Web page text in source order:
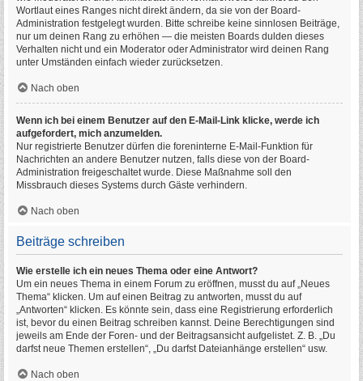
Wortlaut eines Ranges nicht direkt ändern, da sie von der Board-
Administration festgelegt wurden. Bitte schreibe keine sinnlosen Beiträge,
nur um deinen Rang zu erhöhen — die meisten Boards dulden dieses
Verhalten nicht und ein Moderator oder Administrator wird deinen Rang
unter Umständen einfach wieder zurücksetzen.
Nach oben
Wenn ich bei einem Benutzer auf den E-Mail-Link klicke, werde ich
aufgefordert, mich anzumelden.
Nur registrierte Benutzer dürfen die foreninterne E-Mail-Funktion für
Nachrichten an andere Benutzer nutzen, falls diese von der Board-
Administration freigeschaltet wurde. Diese Maßnahme soll den
Missbrauch dieses Systems durch Gäste verhindern.
Nach oben
Beiträge schreiben
Wie erstelle ich ein neues Thema oder eine Antwort?
Um ein neues Thema in einem Forum zu eröffnen, musst du auf „Neues
Thema“ klicken. Um auf einen Beitrag zu antworten, musst du auf
„Antworten“ klicken. Es könnte sein, dass eine Registrierung erforderlich
ist, bevor du einen Beitrag schreiben kannst. Deine Berechtigungen sind
jeweils am Ende der Foren- und der Beitragsansicht aufgelistet. Z. B. „Du
darfst neue Themen erstellen“, „Du darfst Dateianhänge erstellen“ usw.
Nach oben